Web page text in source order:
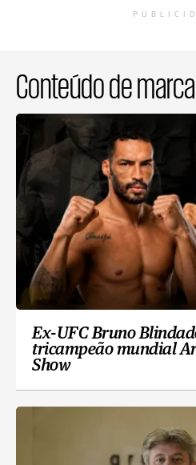
Conteúdo de marca
Ex-UFC Bruno
tricampeão mundial
Show